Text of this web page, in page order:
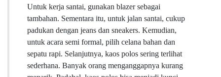
Untuk kerja santai, gunakan blazer sebagai
tambahan. Sementara itu, untuk jalan santai, cukup
padukan dengan jeans dan sneakers. Kemudian,
untuk acara semi formal, pilih celana bahan dan
sepatu rapi. Selanjutnya, kaos polos sering terlihat
sederhana. Banyak orang menganggapnya kurang